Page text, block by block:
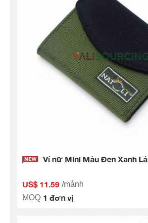
Ví nữ Mini Màu Đen Xanh Lá
US$ 11.59 /mảnh
MOQ 1 đơn vị